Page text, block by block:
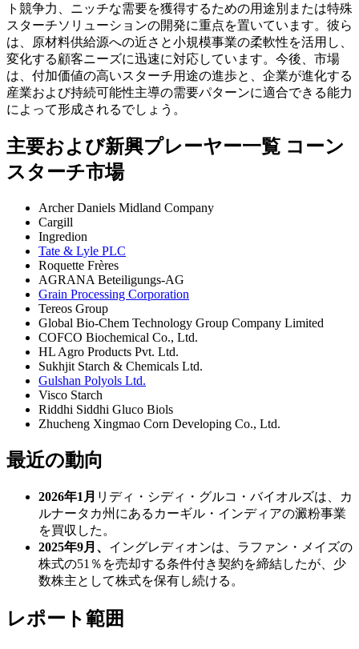
ト競争力、ニッチな需要を獲得するための用途別または特殊
スターチソリューションの開発に重点を置いています。彼ら
は、原材料供給源への近さと小規模事業の柔軟性を活用し、
変化する顧客ニーズに迅速に対応しています。今後、市場
は、付加価値の高いスターチ用途の進歩と、企業が進化する
産業および持続可能性主導の需要パターンに適合できる能力
によって形成されるでしょう。
主要および新興プレーヤー一覧 コーン
スターチ市場
Archer Daniels Midland Company
Cargill
Ingredion
Tate & Lyle PLC
Roquette Frères
AGRANA Beteiligungs-AG
Grain Processing Corporation
Tereos Group
Global Bio-Chem Technology Group Company Limited
COFCO Biochemical Co., Ltd.
HL Agro Products Pvt. Ltd.
Sukhjit Starch & Chemicals Ltd.
Gulshan Polyols Ltd.
Visco Starch
Riddhi Siddhi Gluco Biols
Zhucheng Xingmao Corn Developing Co., Ltd.
最近の動向
2026年1月 リディ・シディ・グルコ・バイオルズは、カ
ルナータカ州にあるカーギル・インディアの澱粉事業
を買収した。
2025年9月、 イングレディオンは、ラファン・メイズの
株式の51％を売却する条件付き契約を締結したが、少
数株主として株式を保有し続ける。
レポート範囲